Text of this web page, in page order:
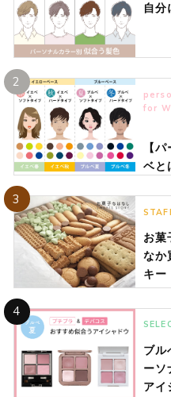
自
2
for
【
ベと
3
お
なか
キ
4
ブル
ーソ
アイ